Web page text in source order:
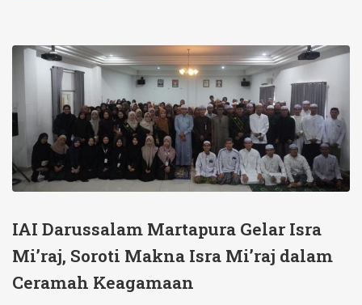
IAI Darussalam Martapura Gelar Isra
Mi’raj, Soroti Makna Isra Mi’raj dalam
Ceramah Keagamaan